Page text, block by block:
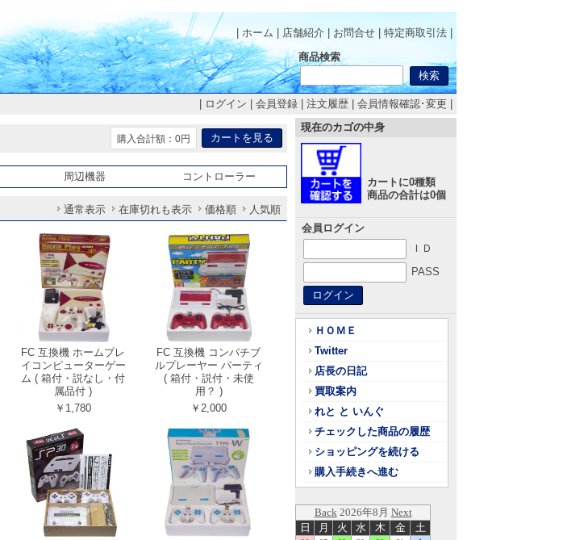
| ホーム
店舗紹介 お問合せ 特定商取引法
商品検索
ログイン 会員登録 注文履歴 会員情報確認･変更
購入合計額：0円
周辺機器 コントローラー
通常表示 在庫切れも表示 価格順 人気順
FC 互換機 ホームプレ
イコンピューターゲー
ム ( 箱付・説なし・付
属品付 )
￥1,780
FC 互換機 コンパチブ
ルプレーヤー パーティ
( 箱付・説付・未使
用？ )
￥2,000
現在のカゴの中身
カートに0種類
商品の合計は0個
会員ログイン
ＩＤ
PASS
ＨＯＭＥ
Twitter
店長の日記
買取案内
れと と いんぐ
チェックした商品の履歴
ショッピングを続ける
購入手続きへ進む